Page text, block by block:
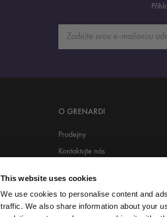
This website uses cookies
We use cookies to personalise content and
traffic. We also share information about your
O GRENARDI
Prodejny
Kontaktujte nás